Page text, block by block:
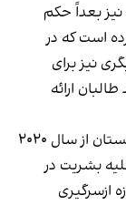
نیز بعداً حکم
است که در
نیز برای
ارائه
بر اساس اطلاعات رسمی دادگاه، پرونده افغانستان از سال ۲۰۲۰
بشریت در
است. دادگاه در سال ۲۰۲۲ اجازه ازسرگیری